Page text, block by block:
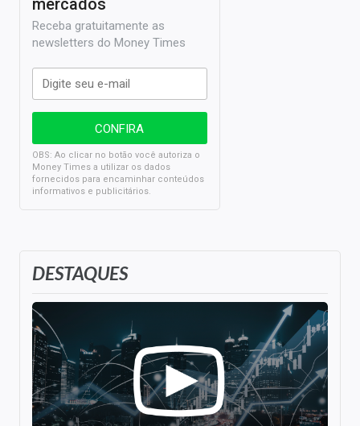
DESTAQUES
mercados
Receba gratuitamente as
newsletters do Money Times
OBS: Ao clicar no botão você autoriza o
Money Times a utilizar os dados
fornecidos para encaminhar conteúdos
informativos e publicitários.